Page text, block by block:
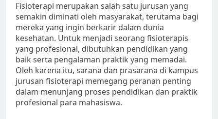
Fisioterapi merupakan salah satu jurusan yang
semakin diminati oleh masyarakat, terutama bagi
mereka yang ingin berkarir dalam dunia
kesehatan. Untuk menjadi seorang fisioterapis
yang profesional, dibutuhkan pendidikan yang
baik serta pengalaman praktik yang memadai.
Oleh karena itu, sarana dan prasarana di kampus
jurusan fisioterapi memegang peranan penting
dalam menunjang proses pendidikan dan praktik
profesional para mahasiswa.